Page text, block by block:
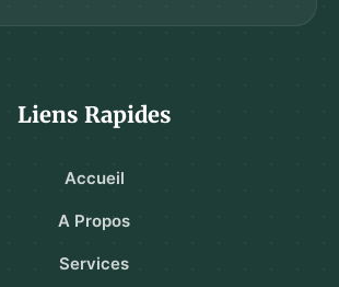
Liens Rapides
Accueil
A Propos
Services